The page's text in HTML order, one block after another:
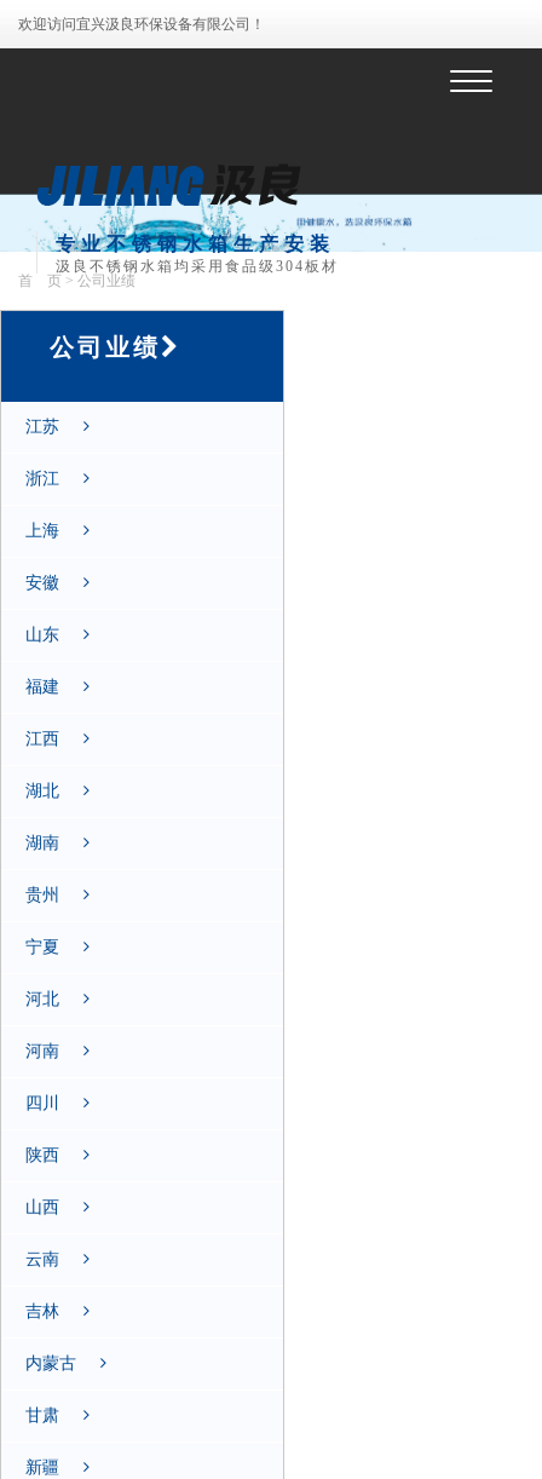
欢迎访问宜兴汲良环保设备有限公司！
菜
专业不锈钢水箱生产安装
汲良不锈钢水箱均采用食品级304板材
首 页 > 公司业绩
公司业绩
江苏
浙江
上海
安徽
山东
福建
江西
湖北
湖南
贵州
宁夏
河北
河南
四川
陕西
山西
云南
吉林
内蒙古
甘肃
新疆